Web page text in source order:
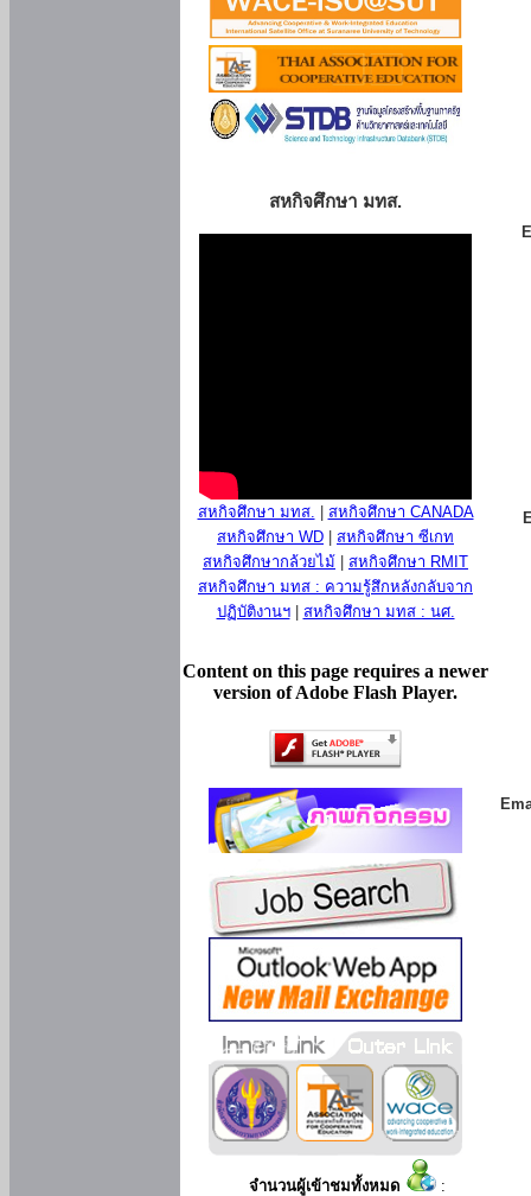
สหกิจศึกษา มทส.
สหกิจศึกษา มทส.
สหกิจศึกษา CANADA
สหกิจศึกษา WD
สหกิจศึกษา ซีเกท
สหกิจศึกษากล้วยไม้
สหกิจศึกษา RMIT
สหกิจศึกษา มทส : ความรู้สึกหลังกลับจาก
ปฏิบัติงานฯ| สหกิจศึกษา มทส : นศ.
Content on this page requires a newer
version of Adobe Flash Player.
จำนวนผู้เข้าชมทั้งหมด :